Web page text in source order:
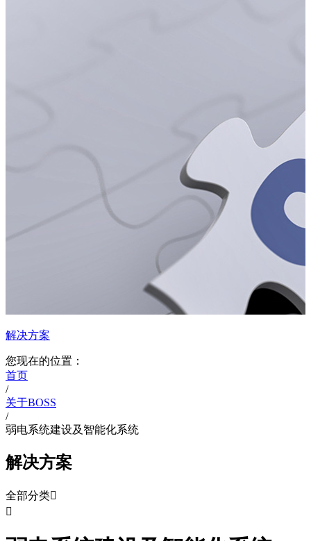
解决方案
您现在的位置：
首页
/
关于BOSS
/
弱电系统建设及智能化系统
解决方案
全部分类
